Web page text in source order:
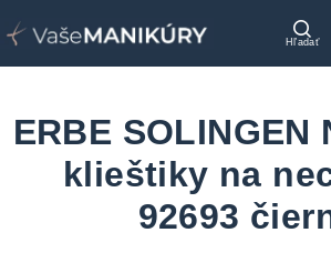
na
ERBE SOLINGEN
klieštiky na
92693